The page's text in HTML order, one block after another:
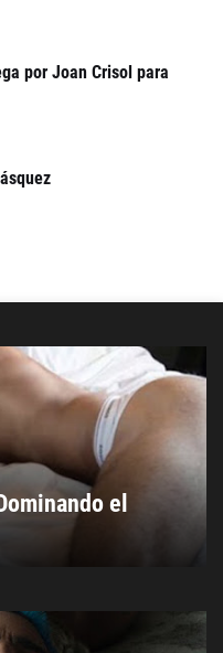
por Joan Crisol para
el